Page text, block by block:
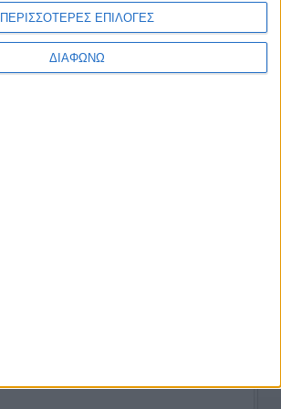
ΠΕΡΙΣΣΟΤΕΡΕΣ ΕΠΙΛΟΓΕΣ
ΔΙΑΦΩΝΩ